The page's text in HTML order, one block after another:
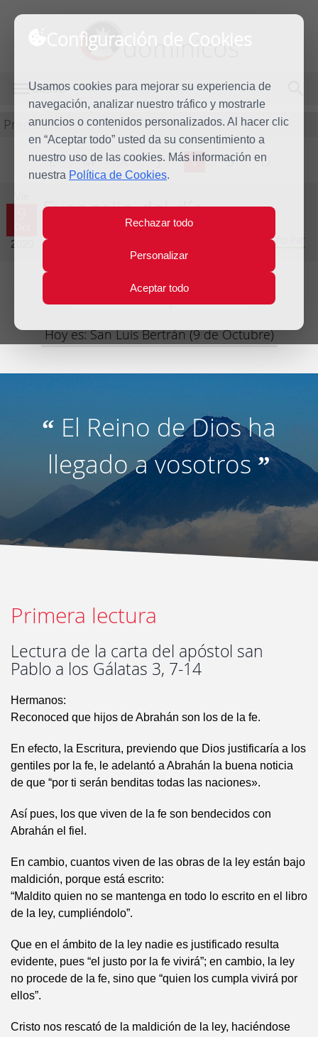
Configuración de Cookies
Usamos cookies para mejorar su experiencia de
navegación, analizar nuestro tráfico y mostrarle
anuncios o contenidos personalizados. Al hacer clic
en “Aceptar todo” usted da su consentimiento a
nuestro uso de las cookies. Más información en
nuestra Política de Cookies.
Rechazar todo
Personalizar
Aceptar todo
dominicos
MENÚ
Predicación
L M X J V S D
2020
Evangelio del día
Vigésimo séptima semana del Tiempo Ordinario - Año Par
Lecturas del día y comentario
Hoy es: San Luis Bertrán (9 de Octubre)
“ El Reino de Dios ha
llegado a vosotros”
Primera lectura
Lectura de la carta del apóstol san
Pablo a los Gálatas 3, 7-14
Hermanos:
Reconoced que hijos de Abrahán son los de la fe.
En efecto, la Escritura, previendo que Dios justificaría a los
gentiles por la fe, le adelantó a Abrahán la buena noticia
de que “por ti serán benditas todas las naciones».
Así pues, los que viven de la fe son bendecidos con
Abrahán el fiel.
En cambio, cuantos viven de las obras de la ley están bajo
maldición, porque está escrito:
“Maldito quien no se mantenga en todo lo escrito en el libro
de la ley, cumpliéndolo”.
Que en el ámbito de la ley nadie es justificado resulta
evidente, pues “el justo por la fe vivirá”; en cambio, la ley
no procede de la fe, sino que “quien los cumpla vivirá por
ellos”.
Cristo nos rescató de la maldición de la ley, haciéndose